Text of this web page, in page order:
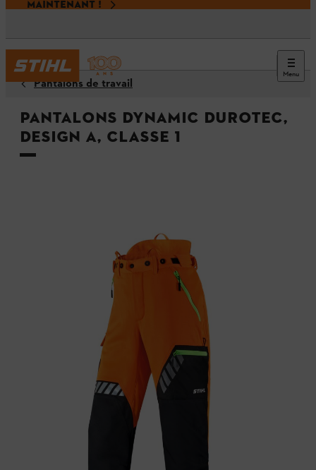
MAINTENANT !
Menu
Pantalons de travail
Pantalons DYNAMIC DuroTEC,
Design A, Classe 1